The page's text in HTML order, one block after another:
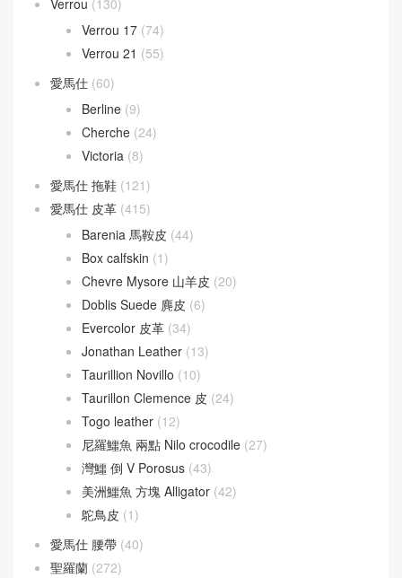
Verrou (130)
Verrou 17 (74)
Verrou 21 (55)
愛馬仕 (60)
Berline (9)
Cherche (24)
Victoria (8)
愛馬仕 拖鞋 (121)
愛馬仕 皮革 (415)
Barenia 馬鞍皮 (44)
Box calfskin (1)
Chevre Mysore 山羊皮 (20)
Doblis Suede 麂皮 (6)
Evercolor 皮革 (34)
Jonathan Leather (13)
Taurillion Novillo (10)
Taurillon Clemence 皮 (24)
Togo leather (12)
尼羅鱷魚 兩點 Nilo crocodile (27)
灣鱷 倒 V Porosus (43)
美洲鱷魚 方塊 Alligator (42)
鴕鳥皮 (1)
愛馬仕 腰帶 (40)
聖羅蘭 (272)